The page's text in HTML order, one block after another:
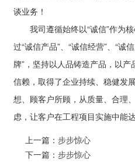
谈业务！
我司遵循始终以“诚信”作为
过“诚信产品”、“诚信经营”、“诚
牌”，坚持以人品铸造产品，以
信赖，取得了企业持续、稳健发
想、顾客户所顾，从质量、合理
虑，让客户在工程项目实施中能
上一篇：步步惊心
下一篇：步步惊心